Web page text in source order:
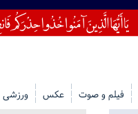
فیلم و صوت عکس ورزشی